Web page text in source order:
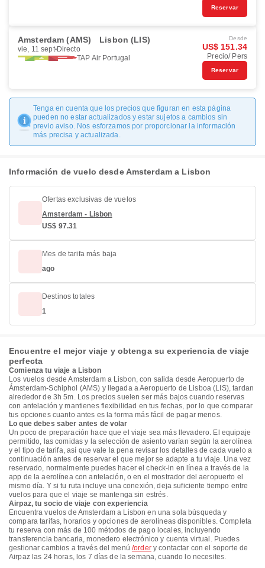
Reservar
Amsterdam (AMS) Lisbon (LIS)
vie, 11 sept Directo
TAP Air Portugal
Desde
US$ 151.34
Precio/ Pers
Reservar
Tenga en cuenta que los precios que figuran en esta página
pueden no estar actualizados y estar sujetos a cambios sin
previo aviso. Nos esforzamos por proporcionar la información
más precisa y actualizada.
Información de vuelo desde Amsterdam a Lisbon
Ofertas exclusivas de vuelos
Amsterdam - Lisbon
US$ 97.31
Mes de tarifa más baja
ago
Destinos totales
1
Encuentre el mejor viaje y obtenga su experiencia de viaje
perfecta
Comienza tu viaje a Lisbon
Los vuelos desde Amsterdam a Lisbon, con salida desde Aeropuerto de
Ámsterdam-Schiphol (AMS) y llegada a Aeropuerto de Lisboa (LIS), tardan
alrededor de 3h 5m. Los precios suelen ser más bajos cuando reservas
con antelación y mantienes flexibilidad en tus fechas, por lo que comparar
tus opciones cuanto antes es la forma más fácil de pagar menos.
Lo que debes saber antes de volar
Un poco de preparación hace que el viaje sea más llevadero. El equipaje
permitido, las comidas y la selección de asiento varían según la aerolínea
y el tipo de tarifa, así que vale la pena revisar los detalles de cada vuelo a
continuación antes de reservar el que mejor se adapte a tu viaje. Una vez
reservado, normalmente puedes hacer el check-in en línea a través de la
app de la aerolínea con antelación, o en el mostrador del aeropuerto el
mismo día. Y si tu ruta incluye una conexión, deja suficiente tiempo entre
vuelos para que el viaje se mantenga sin estrés.
Airpaz, tu socio de viaje con experiencia
Encuentra vuelos de Amsterdam a Lisbon en una sola búsqueda y
compara tarifas, horarios y opciones de aerolíneas disponibles. Completa
tu reserva con más de 100 métodos de pago locales, incluyendo
transferencia bancaria, monedero electrónico y cuenta virtual. Puedes
gestionar cambios a través del menú/ordery contactar con el soporte de
Airpaz las 24 horas, los 7 días de la semana, cuando lo necesites.